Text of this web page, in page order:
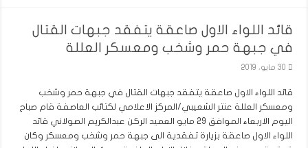
قائد اللواء الاول صاعقة يتفقد جبهات القتال
في جبهة حمر وشخب ومعسكر العللة
30 مايو، 2019
قائد اللواء الاول صاعقة يتفقد جبهات القتال في جبهة حمر وشخب
ومعسكر العللة عنتر الشعيبي/المركز الاعلامي لكتائب العاصفة قام صباح
اليوم الاربعاء الموافق 29 مايو العميد الركن عبدالكريم الصولاني قائد
اللواء الاول صاعقة بزيارة تفقدية الى جبهة حمر وشخب ومعسكر وكان